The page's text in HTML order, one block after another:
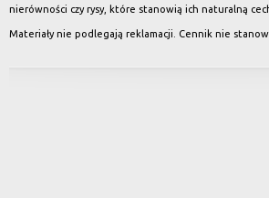
nierówności czy rysy, które stanowią ich naturalną
Materiały nie podlegają reklamacji. Cennik nie